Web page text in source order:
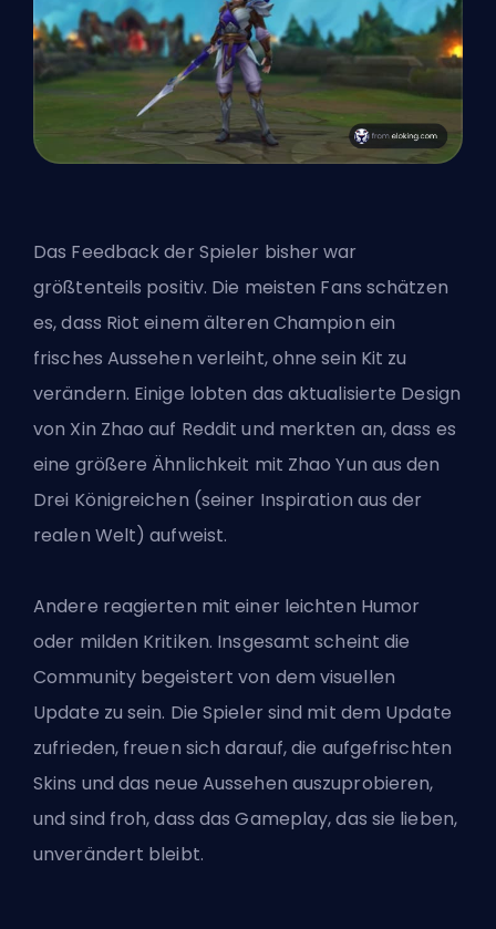
Das Feedback der Spieler bisher war
größtenteils positiv. Die meisten Fans schätzen
es, dass Riot einem älteren Champion ein
frisches Aussehen verleiht, ohne sein Kit zu
verändern. Einige lobten das aktualisierte Design
von Xin Zhao auf Reddit und merkten an, dass es
eine größere Ähnlichkeit mit Zhao Yun aus den
Drei Königreichen (seiner Inspiration aus der
realen Welt) aufweist.
Andere reagierten mit einer leichten Humor
oder milden Kritiken. Insgesamt scheint die
Community begeistert von dem visuellen
Update zu sein. Die Spieler sind mit dem Update
zufrieden, freuen sich darauf, die aufgefrischten
Skins und das neue Aussehen auszuprobieren,
und sind froh, dass das Gameplay, das sie lieben,
unverändert bleibt.